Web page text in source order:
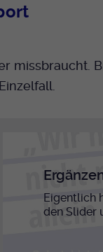
missbraucht.
Eigentlich
den Slider